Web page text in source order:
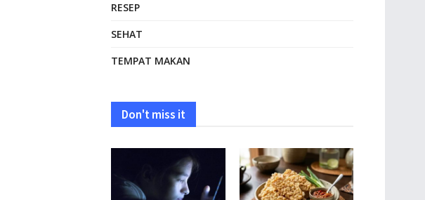
RESEP
SEHAT
TEMPAT MAKAN
Don't miss it